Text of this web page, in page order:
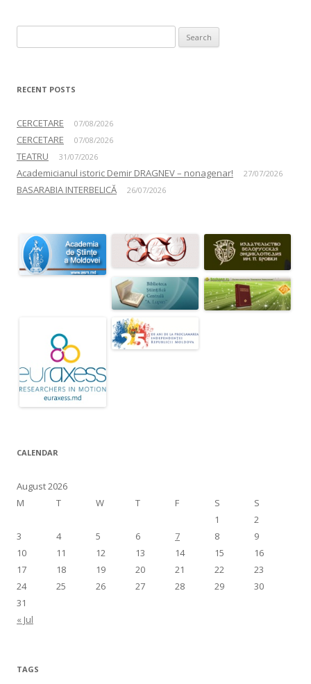
RECENT POSTS
CERCETARE 07/08/2026
CERCETARE 07/08/2026
TEATRU 31/07/2026
Academicianul istoric Demir DRAGNEV – nonagenar! 27/07/2026
BASARABIA INTERBELICĂ 26/07/2026
CALENDAR
August 2026
M
T W T F S S
« Jul
1
2
3
4 5 6 7 8
9
10
11 12 13 14 15
16
17
18 19 20 21 22
23
24
25 26 27 28 29
30
31
TAGS